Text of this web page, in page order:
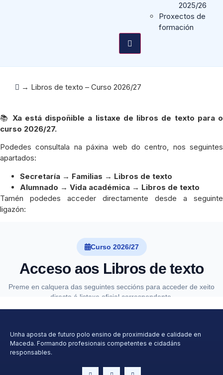
2025/26
Proxectos de
formación
→ Libros de texto – Curso 2026/27
📚 Xa está dispoñible a listaxe de libros de texto para o
curso 2026/27.
Podedes consultala na páxina web do centro, nos seguintes
apartados:
Secretaría → Familias → Libros de texto
Alumnado → Vida académica → Libros de texto
Tamén podedes acceder directamente desde a seguinte
ligazón:
Unha aposta de futuro polo ensino de proximidade e calidade en
Maceda. Formando profesionais competentes e cidadáns
responsables.